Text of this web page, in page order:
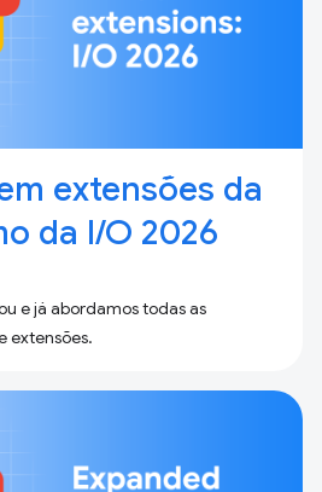
extensões da
da I / O 2026
e já abordamos todas as
extensões.